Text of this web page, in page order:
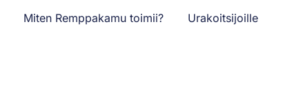
Miten Remppakamu toimii? Urakoitsijoille